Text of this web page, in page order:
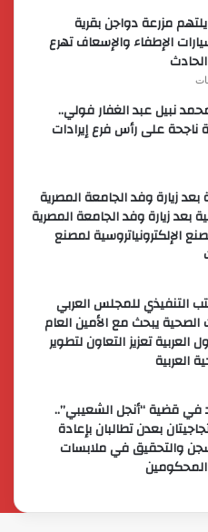
مزرعة دواجن بقرية
الإطفاء والإسعاف تهرع
نبيل عبد الغفار فولي..
ناجحة على رأس فرع إيرادات
بعد زيارة وفد الجامعة المصرية
بعد زيارة وفد الجامعة المصرية
الإلكترونياتروسية لمصنع
التنفيذي للمجلس العربي
الصحية يبحث مع الأمين العام
العربية تعزيز التعاون لتطوير
العربية
في قضية “أنجل الشعيبي”..
بعدن تطالبان بإعادة
والتحقيق في ملابسات
المحكومين